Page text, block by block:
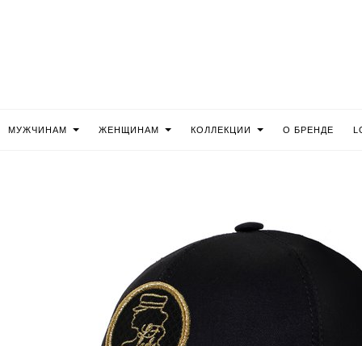
МУЖЧИНАМ ЖЕНЩИНАМ КОЛЛЕКЦИИ О БРЕНДЕ